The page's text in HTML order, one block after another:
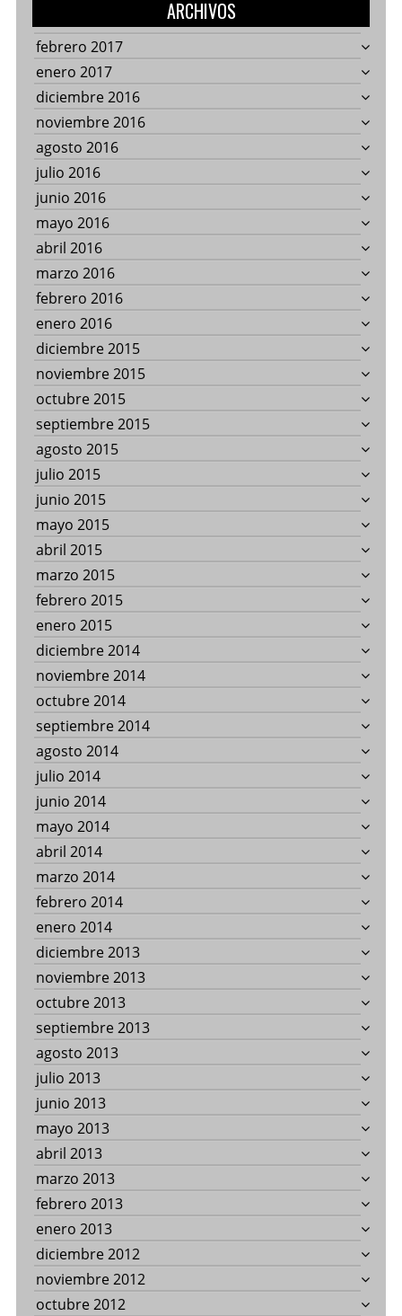
ARCHIVOS
febrero 2017
enero 2017
diciembre 2016
noviembre 2016
agosto 2016
julio 2016
junio 2016
mayo 2016
abril 2016
marzo 2016
febrero 2016
enero 2016
diciembre 2015
noviembre 2015
octubre 2015
septiembre 2015
agosto 2015
julio 2015
junio 2015
mayo 2015
abril 2015
marzo 2015
febrero 2015
enero 2015
diciembre 2014
noviembre 2014
octubre 2014
septiembre 2014
agosto 2014
julio 2014
junio 2014
mayo 2014
abril 2014
marzo 2014
febrero 2014
enero 2014
diciembre 2013
noviembre 2013
octubre 2013
septiembre 2013
agosto 2013
julio 2013
junio 2013
mayo 2013
abril 2013
marzo 2013
febrero 2013
enero 2013
diciembre 2012
noviembre 2012
octubre 2012